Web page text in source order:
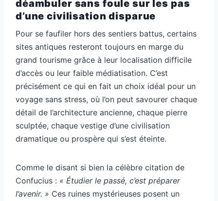
déambuler sans foule sur les pas
d’une civilisation disparue
Pour se faufiler hors des sentiers battus, certains
sites antiques resteront toujours en marge du
grand tourisme grâce à leur localisation difficile
d’accès ou leur faible médiatisation. C’est
précisément ce qui en fait un choix idéal pour un
voyage sans stress, où l’on peut savourer chaque
détail de l’architecture ancienne, chaque pierre
sculptée, chaque vestige d’une civilisation
dramatique ou prospère qui s’est éteinte.
Comme le disant si bien la célèbre citation de
Confucius : « Étudier le passé, c’est préparer
l’avenir. » Ces ruines mystérieuses posent un